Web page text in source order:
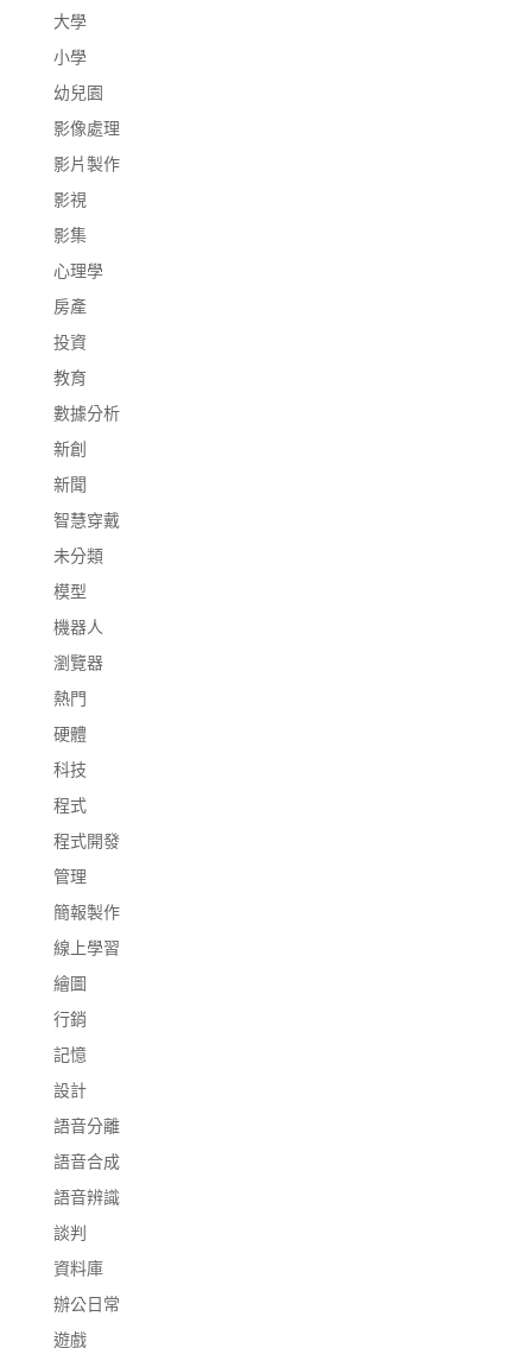
大學
小學
幼兒園
影像處理
影片製作
影視
影集
心理學
房產
投資
教育
數據分析
新創
新聞
智慧穿戴
未分類
模型
機器人
瀏覽器
熱門
硬體
科技
程式
程式開發
管理
簡報製作
線上學習
繪圖
行銷
記憶
設計
語音分離
語音合成
語音辨識
談判
資料庫
辦公日常
遊戲